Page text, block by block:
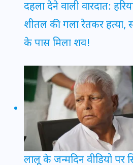
दहला देने वाली वारदात:
शीतल की गला रेतकर हत्या,
के पास मिला शव!
लालू के जन्मदिन वीडियो पर